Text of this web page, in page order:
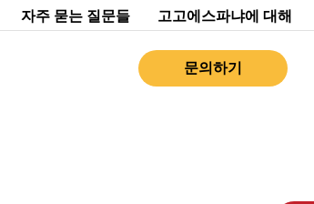
자주 묻는 질문들 고고에스파냐에 대해
문의하기